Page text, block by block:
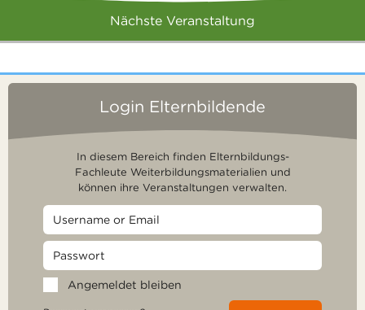
Nächste Veranstaltung
Login Elternbildende
In diesem Bereich finden Elternbildungs-
Fachleute Weiterbildungsmaterialien und
können ihre Veranstaltungen verwalten.
Angemeldet bleiben